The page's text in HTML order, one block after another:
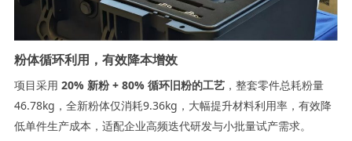
粉体循环利用，有效降本增效
项目采用 20% 新粉 + 80% 循环旧粉的工艺，整套零件总耗粉量
46.78kg，全新粉体仅消耗9.36kg，大幅提升材料利用率，有效降
低单件生产成本，适配企业高频迭代研发与小批量试产需求。